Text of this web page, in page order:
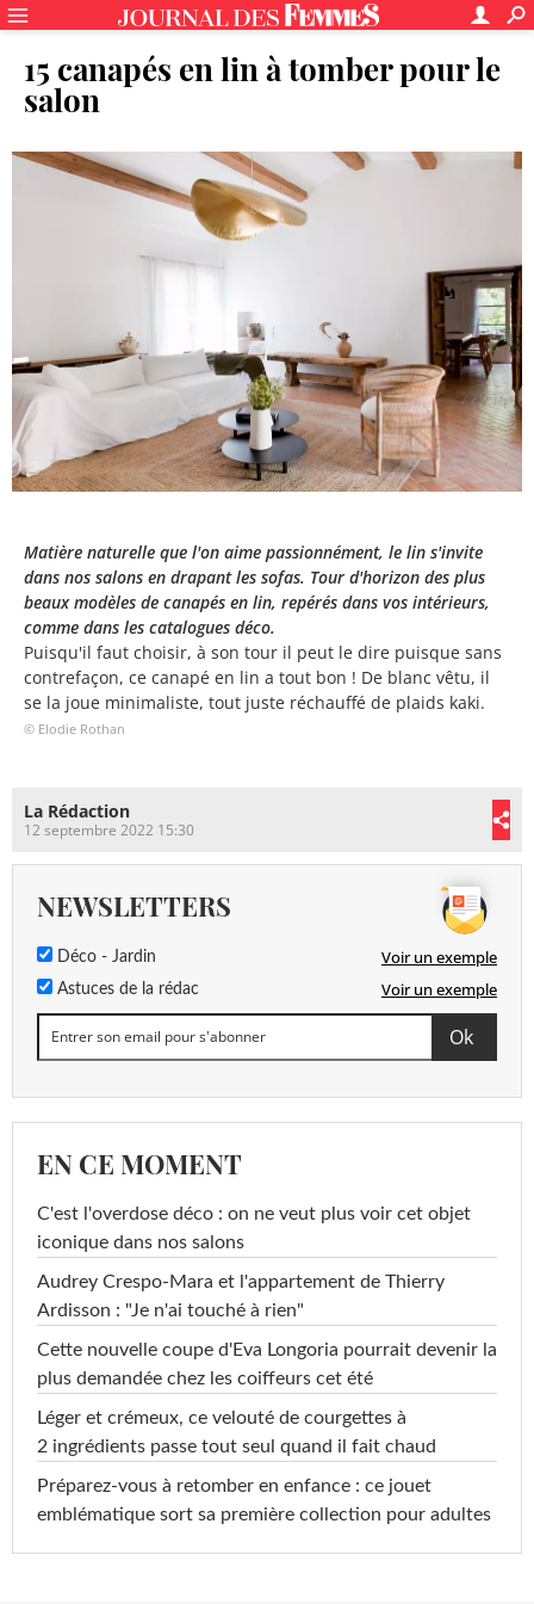
15 canapés en lin à tomber pour le
salon
Matière naturelle que l'on aime passionnément, le lin s'invite
dans nos salons en drapant les sofas. Tour d'horizon des plus
beaux modèles de canapés en lin, repérés dans vos intérieurs,
comme dans les catalogues déco.
Puisqu'il faut choisir, à son tour il peut le dire puisque sans
contrefaçon, ce canapé en lin a tout bon ! De blanc vêtu, il
se la joue minimaliste, tout juste réchauffé de plaids kaki.
© Elodie Rothan
La Rédaction
12 septembre 2022 15:30
NEWSLETTERS
Déco - Jardin Voir un exemple
Astuces de la rédac Voir un exemple
EN CE MOMENT
C'est l'overdose déco : on ne veut plus voir cet objet
iconique dans nos salons
Audrey Crespo-Mara et l'appartement de Thierry
Ardisson : "Je n'ai touché à rien"
Cette nouvelle coupe d'Eva Longoria pourrait devenir la
plus demandée chez les coiffeurs cet été
Léger et crémeux, ce velouté de courgettes à
2 ingrédients passe tout seul quand il fait chaud
Préparez-vous à retomber en enfance : ce jouet
emblématique sort sa première collection pour adultes